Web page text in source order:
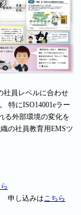
社員レベルに合わせ
特にISO14001eラー
る外部環境の変化を
の社員教育用EMSツ
申し込みはこちら